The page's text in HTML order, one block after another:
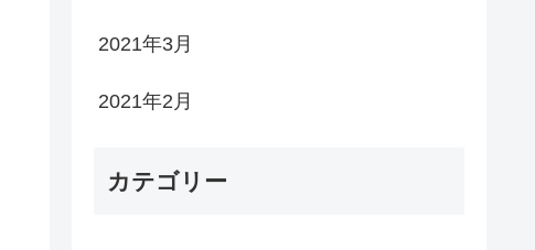
2021年3月
2021年2月
カテゴリー